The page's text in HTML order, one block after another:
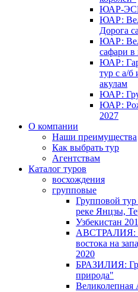
ЮАР-
ЮАР:
Дорога
ЮАР:
сафари
ЮАР:
тур с а/
акулам
ЮАР:
ЮАР:
2027
О компании
Наши преимущества
Как выбрать тур
Агентствам
Каталог туров
восхождения
групповые
Групповой
реке Янцзы,
Узбекистан
АВСТРАЛИЯ:
востока на
2020
БРАЗИЛИЯ:
природа"
Великолепная